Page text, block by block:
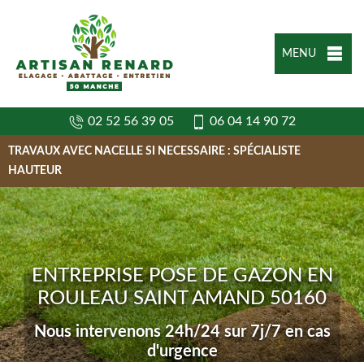
MENU
02 52 56 39 05 06 04 14 90 72
TRAVAUX AVEC NACELLE SI NECESSAIRE : SPÉCIALISTE
HAUTEUR
ENTREPRISE POSE DE GAZON EN
ROULEAU SAINT AMAND 50160
Nous intervenons 24h/24 sur 7j/7 en cas
d'urgence